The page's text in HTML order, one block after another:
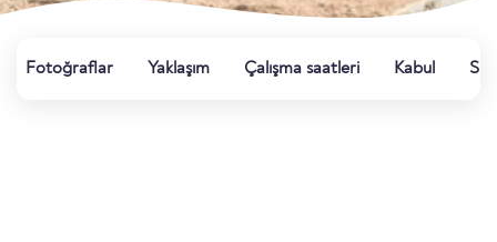
Fotoğraflar Yaklaşım Çalışma saatleri Kabul Su